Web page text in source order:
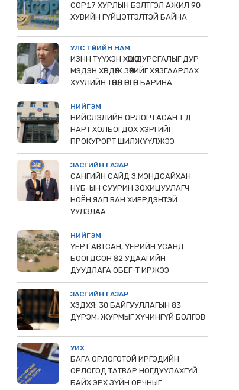
COP17 ХУРЛЫН БЭЛТГЭЛ АЖИЛ 90
ХУВИЙН ГҮЙЦЭТГЭЛТЭЙ БАЙНА
УЛС ТӨРИЙН НАМ
ИЗНН ТҮҮХЭН ХӨШӨӨ ДУРСГАЛЫГ ДУР
МЭДЭН ХӨНДӨЖ ЗӨӨХИЙГ ХЯЗГААРЛАХ
ХУУЛИЙН ТӨСӨЛ ӨРГӨН БАРИНА
НИЙГЭМ
НИЙСЛЭЛИЙН ОРЛОГЧ АСАН Т.Д
НАРТ ХОЛБОГДОХ ХЭРГИЙГ
ПРОКУРОРТ ШИЛЖҮҮЛЖЭЭ
ЗАСГИЙН ГАЗАР
САНГИЙН САЙД З.МЭНДСАЙХАН
НҮБ-ЫН СУУРИН ЗОХИЦУУЛАГЧ
НОЁН ЯАП ВАН ХИЕРДЭНТЭЙ
УУЛЗЛАА
НИЙГЭМ
ҮЕРТ АВТСАН, ҮЕРИЙН УСАНД
БООГДСОН 82 УДААГИЙН
ДУУДЛАГА ОБЕГ-Т ИРЖЭЭ
ЗАСГИЙН ГАЗАР
ХЗДХЯ: 30 БАЙГУУЛЛАГЫН 83
ДҮРЭМ, ЖУРМЫГ ХҮЧИНГҮЙ БОЛГОВ
УИХ
БАГА ОРЛОГОТОЙ ИРГЭДИЙН
ОРЛОГОД ТАТВАР НОГДУУЛАХГҮЙ
БАЙХ ЭРХ ЗҮЙН ОРЧНЫГ